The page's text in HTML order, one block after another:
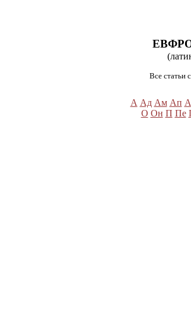
Все статьи
А Ад Ам Ап
О Он П Пе